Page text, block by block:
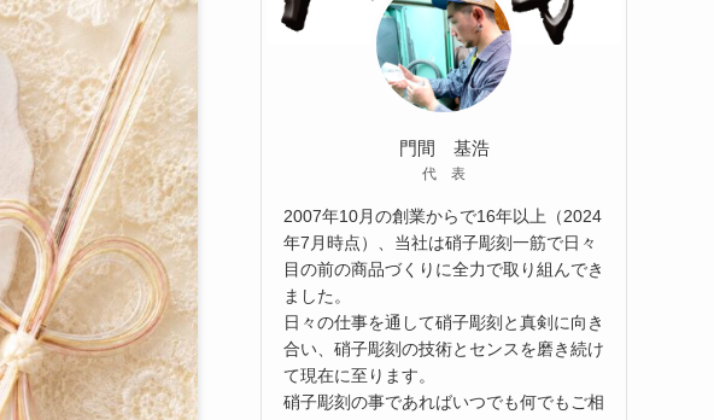
門間 基浩
代 表
2007年10月の創業からで16年以上（2024
年7月時点）、当社は硝子彫刻一筋で日々
目の前の商品づくりに全力で取り組んでき
ました。
日々の仕事を通して硝子彫刻と真剣に向き
合い、硝子彫刻の技術とセンスを磨き続け
て現在に至ります。
硝子彫刻の事であればいつでも何でもご相